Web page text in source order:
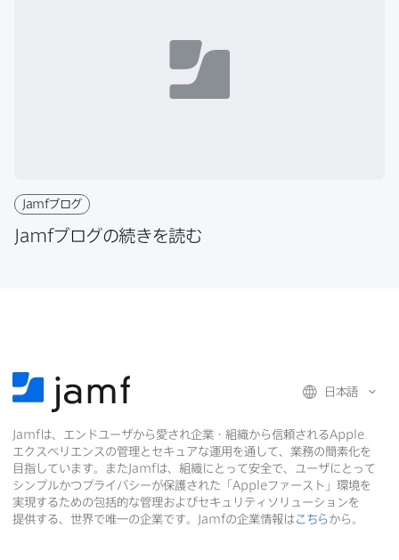
Jamfブログ
Jamfブログの​続きを​読む
日本語
Jamfは、​エンドユーザから​愛され企業・組織から​信頼されるApple
エクスペリエンスの​管理と​セキュアな​運用を​通して、​業務の​簡素化を​
目指しています。​また Jamfは、​組織に​とって​安全で、​ユーザに​とって​
シンプルかつプライバシーが​保護された​「 Appleファースト」環境を​
実現する​ための​包括的な​管理および​セキュリティソリューションを​
提供する、​世界で​唯一の​企業です。
Jamfの​企業情報はこちらから。